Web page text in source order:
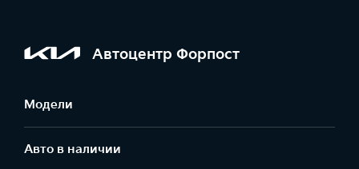
Автоцентр Форпост
Модели
Авто в наличии